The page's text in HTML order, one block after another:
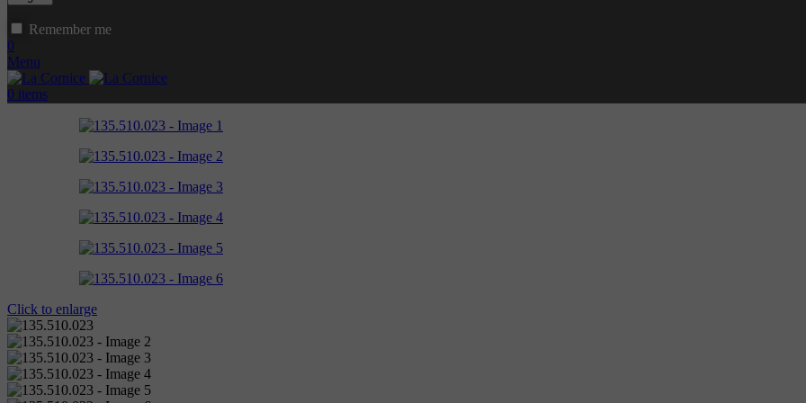
Remember me
0
Menu
0 items
Click to enlarge